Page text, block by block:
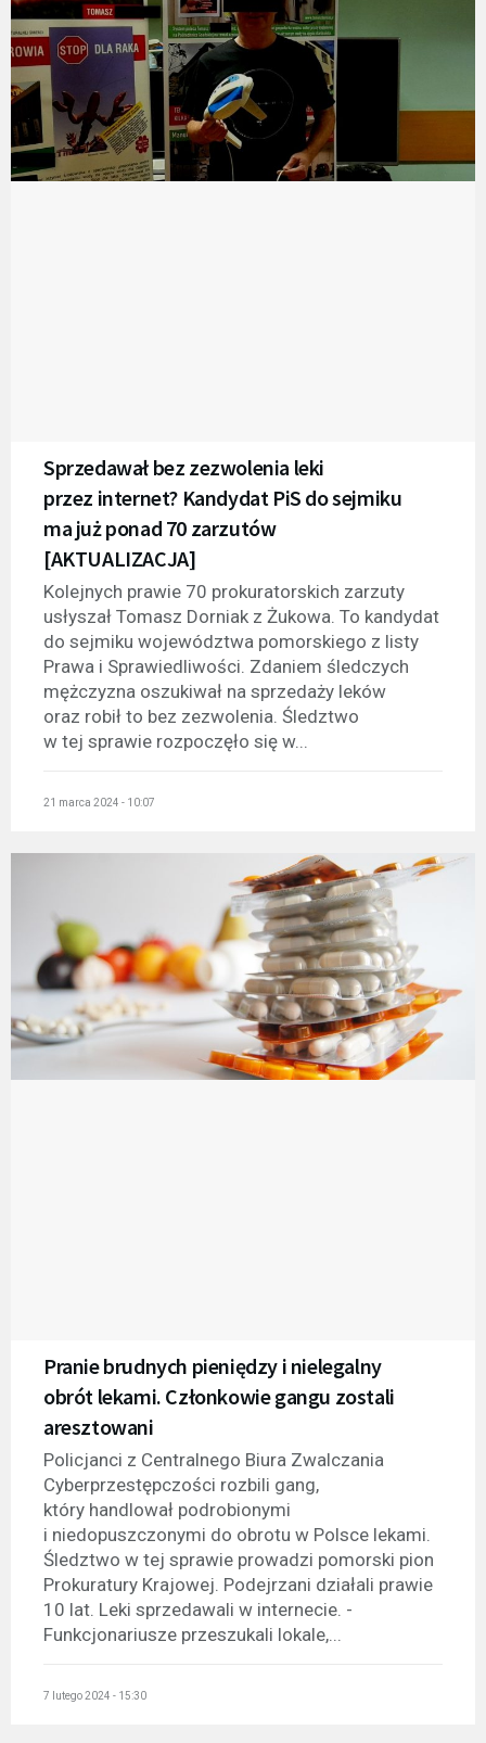
Sprzedawał bez zezwolenia leki
przez internet? Kandydat PiS do sejmiku
ma już ponad 70 zarzutów
[AKTUALIZACJA]
Kolejnych prawie 70 prokuratorskich zarzuty
usłyszał Tomasz Dorniak z Żukowa. To kandydat
do sejmiku województwa pomorskiego z listy
Prawa i Sprawiedliwości. Zdaniem śledczych
mężczyzna oszukiwał na sprzedaży leków
oraz robił to bez zezwolenia. Śledztwo
w tej sprawie rozpoczęło się w...
21 marca 2024 - 10:07
Pranie brudnych pieniędzy i nielegalny
obrót lekami. Członkowie gangu zostali
aresztowani
Policjanci z Centralnego Biura Zwalczania
Cyberprzestępczości rozbili gang,
który handlował podrobionymi
i niedopuszczonymi do obrotu w Polsce lekami.
Śledztwo w tej sprawie prowadzi pomorski pion
Prokuratury Krajowej. Podejrzani działali prawie
10 lat. Leki sprzedawali w internecie. -
Funkcjonariusze przeszukali lokale,...
7 lutego 2024 - 15:30